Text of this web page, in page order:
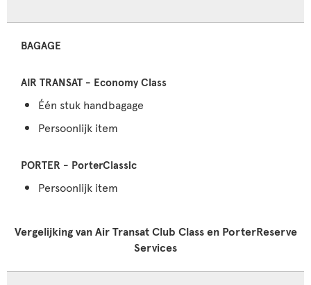
BAGAGE
Één stuk handbagage
Persoonlijk item
Persoonlijk item
Vergelijking van Air Transat Club Class en PorterReserve
Services